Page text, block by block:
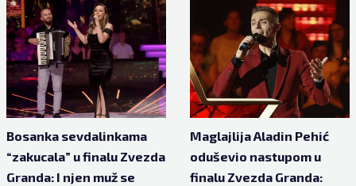
Bosanka sevdalinkama
“zakucala” u finalu Zvezda
Granda: I njen muž se
Maglajlija Aladin Pehić
oduševio nastupom u
finalu Zvezda Granda: